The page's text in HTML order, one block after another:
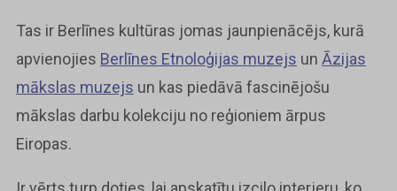
Tas ir Berlīnes kultūras jomas jaunpienācējs, kurā
apvienojies Berlīnes Etnoloģijas muzejs un Āzijas
mākslas muzejs un kas piedāvā fascinējošu
mākslas darbu kolekciju no reģioniem ārpus
Eiropas.